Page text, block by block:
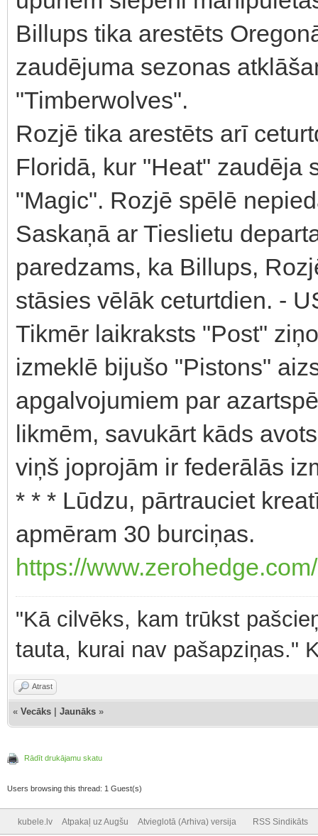
Billups tika arestēts
zaudējuma sezonas
"Timberwolves".
Rozjē tika arestēts arī
Floridā, kur "Heat" zaudēja
"Magic". Rozjē spēlē
Saskaņā ar Tieslietu
paredzams, ka Billups,
stāsies vēlāk ceturtdien. -
Tikmēr laikraksts "Post"
izmeklē bijušo "Pistons"
apgalvojumiem par
likmēm, savukārt kāds
viņš joprojām ir federālās
* * * Lūdzu, pārtrauciet
apmēram 30 burciņas.
https://
"Kā cilvēks, kam trūkst
tauta, kurai nav pašapziņas."
Atrast
« Vecāks Jaunāks »
Rādīt drukājamu skatu
Users browsing this thread: 1 Guest(s)
kubele.lv Atpakaļ uz Augšu Atvieglotā (Arhiva) versija RSS Sindikāts